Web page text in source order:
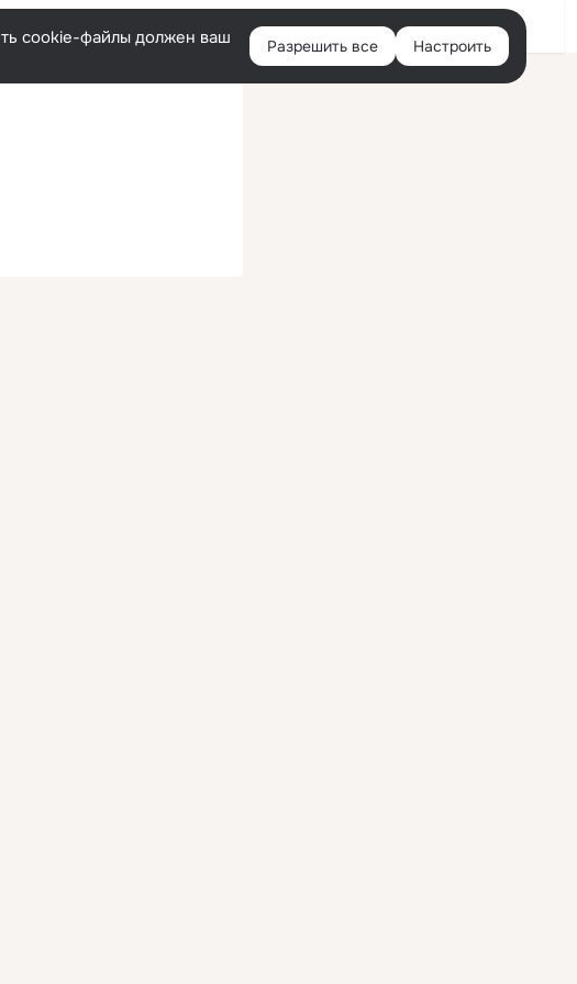
Войти
cookie-файлы должен ваш
Разрешить все Настроить